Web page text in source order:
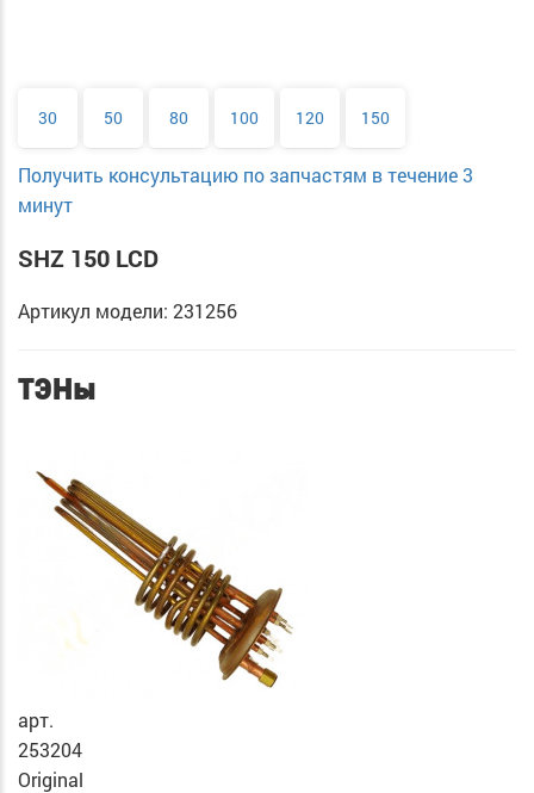
30 50 80 100 120 150
Получить консультацию по запчастям в течение 3
минут
SHZ 150 LCD
Артикул модели: 231256
ТЭНы
арт.
253204
Original